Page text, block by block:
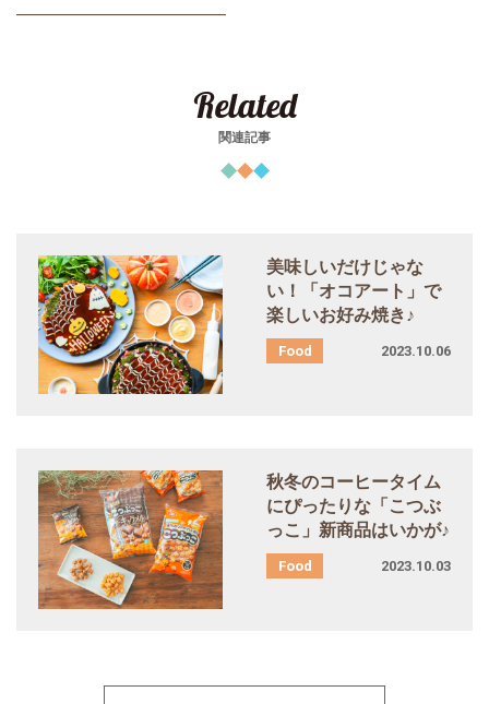
――――――――――――
Related
関連記事
美味しいだけじゃな
い！「オコアート」で
楽しいお好み焼き♪
2023.10.06
秋冬のコーヒータイム
にぴったりな「こつぶ
っこ」新商品はいかが♪
2023.10.03